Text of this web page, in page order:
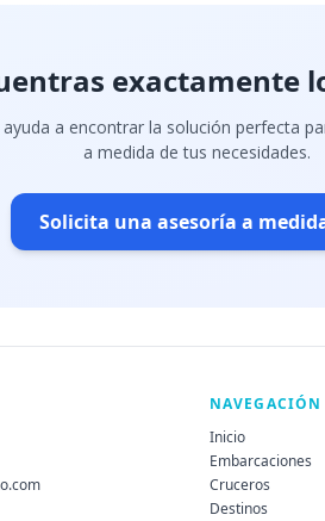
exactamente
a encontrar la solución perfecta
a medida de tus necesidades.
Solicita una asesoría a
NAVEGACIÓN
Inicio
Embarcaciones
Cruceros
Destinos